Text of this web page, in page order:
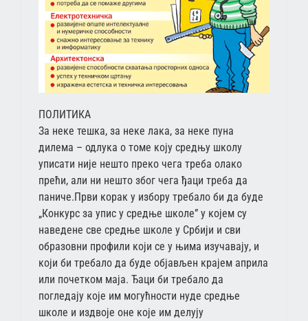
ПОЛИТИКА
За неке тешка, за неке лака, за неке пуна
дилема – одлука о томе коју средњу школу
уписати није нешто преко чега треба олако
прећи, али ни нешто због чега ђаци треба да
паниче.Први корак у избору требало би да буде
„Конкурс за упис у средње школе” у којем су
наведене све средње школе у Србији и сви
образовни профили који се у њима изучавају, и
који би требало да буде објављен крајем априла
или почетком маја. Ђаци би требало да
погледају које им могућности нуде средње
школе и издвоје оне које им делују